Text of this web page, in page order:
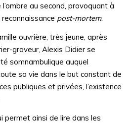
au second, provoquant à
post-mortem.
ouvrière, très jeune, après
graveur, Alexis Didier se
somnambulique auquel
sa vie dans le but constant de
publiques et privées, l’existence
permet ainsi de lire dans les